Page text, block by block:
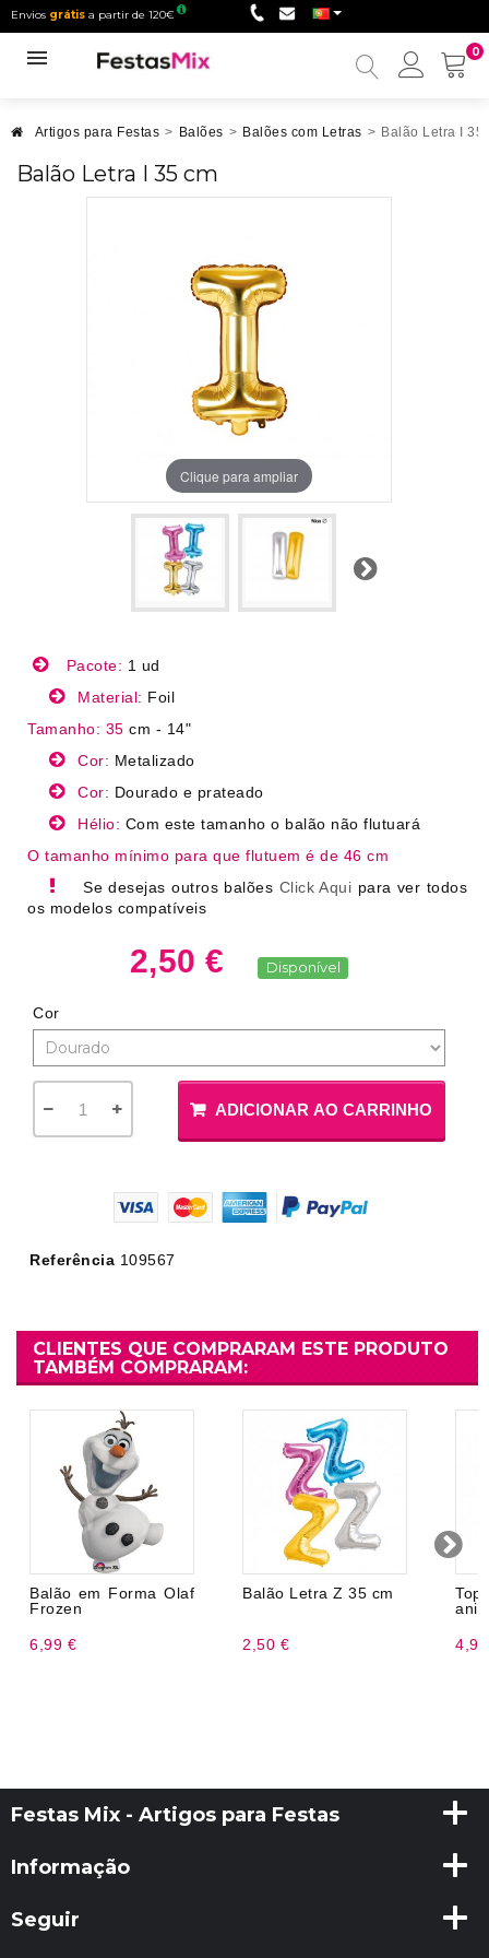
Envios grátis a partir de 120€
0
Minha
Artigos para Festas > Balões > Balões com Letras > Balão Letra I 35
Balão Letra I 35 cm
Clique para ampliar
Próximo
Pacote: 1 ud
Material: Foil
Tamanho: 35 cm - 14"
Cor: Metalizado
Cor: Dourado e prateado
Hélio: Com este tamanho o balão não flutuará
O tamanho mínimo para que flutuem é de 46 cm
Se desejas outros balões Click Aqui para ver todos
os modelos compatíveis
2,50 € Disponível
Cor
ADICIONAR AO CARRINHO
Referência 109567
CLIENTES QUE COMPRARAM ESTE PRODUTO
TAMBÉM COMPRARAM:
Balão em Forma Olaf
Frozen
6,99 €
Balão Letra Z 35 cm
2,50 €
Festas Mix - Artigos para Festas
Informação
Seguir